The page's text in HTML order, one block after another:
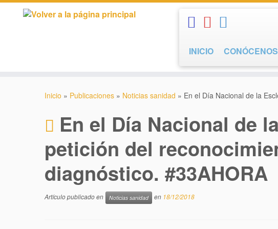
Saltar
INICIO CONÓCENOS
Inicio » Publicaciones » Noticias sanidad » En el Día Nacional de la
En el Día Nacional de
petición del
diagnóstico. #33AHORA
Artículo publicado en Noticias sanidad en 18/12/2018